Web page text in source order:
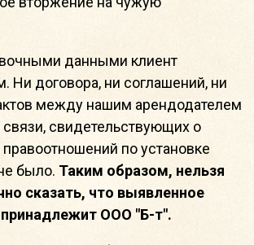
данными клиент
Ни договора, ни соглашений, ни
между нашим арендодателем
свидетельствующих о
по установке
было. Таким образом, нельзя
сказать, что выявленное
ООО "Б-т".